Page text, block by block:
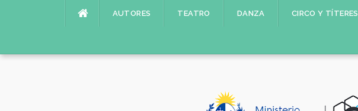
AUTORES TEATRO DANZA CIRCO Y TÍTERES